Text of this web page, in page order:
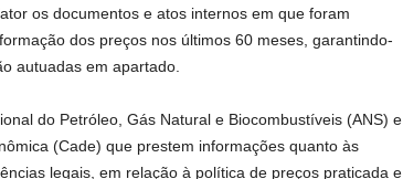
os documentos e atos internos em que foram
dos preços nos últimos 60 meses, garantindo-
autuadas em apartado.
do Petróleo, Gás Natural e Biocombustíveis (ANS) e
(Cade) que prestem informações quanto às
legais, em relação à política de preços praticada e